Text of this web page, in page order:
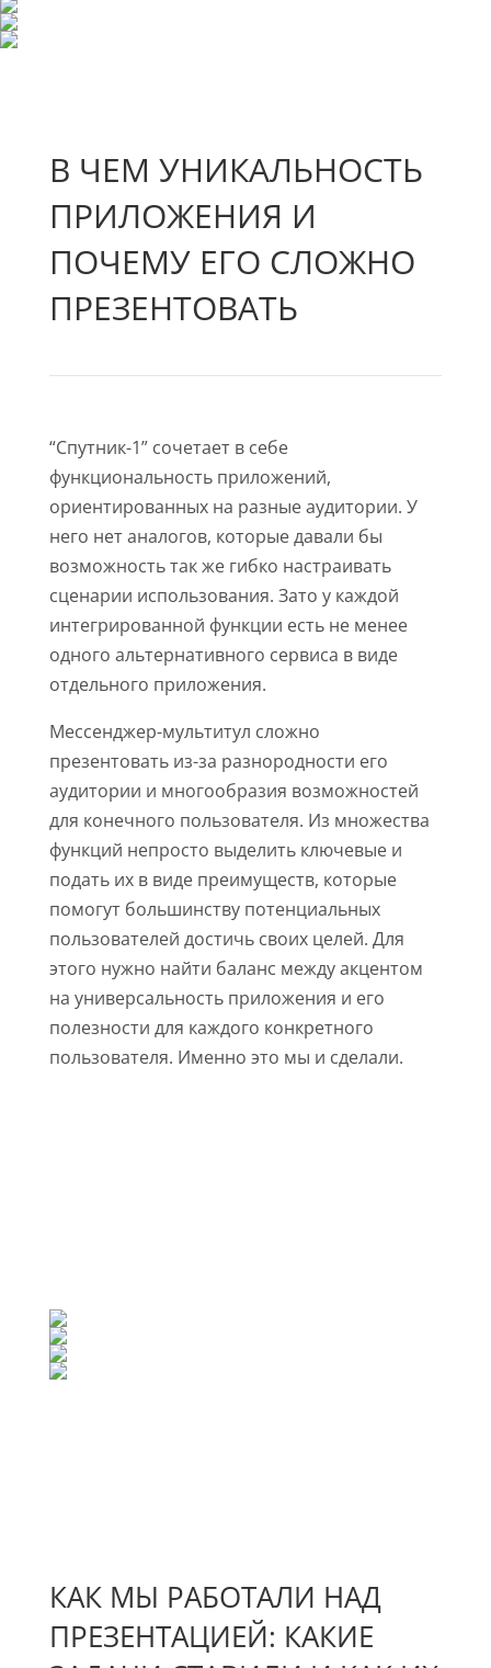
В ЧЕМ УНИКАЛЬНОСТЬ
ПРИЛОЖЕНИЯ И
ПОЧЕМУ ЕГО СЛОЖНО
ПРЕЗЕНТОВАТЬ
“Спутник-1” сочетает в себе
функциональность приложений,
ориентированных на разные аудитории. У
него нет аналогов, которые давали бы
возможность так же гибко настраивать
сценарии использования. Зато у каждой
интегрированной функции есть не менее
одного альтернативного сервиса в виде
отдельного приложения.
Мессенджер-мультитул сложно
презентовать из-за разнородности его
аудитории и многообразия возможностей
для конечного пользователя. Из множества
функций непросто выделить ключевые и
подать их в виде преимуществ, которые
помогут большинству потенциальных
пользователей достичь своих целей. Для
этого нужно найти баланс между акцентом
на универсальность приложения и его
полезности для каждого конкретного
пользователя. Именно это мы и сделали.
КАК МЫ РАБОТАЛИ НАД
ПРЕЗЕНТАЦИЕЙ: КАКИЕ